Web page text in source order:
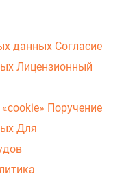
данных Согласие
Лицензионный
Поручение
Для